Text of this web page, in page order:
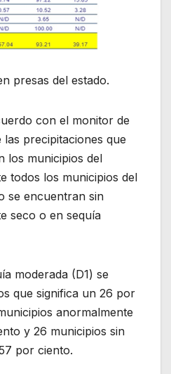
presas del estado.
con el monitor de
precipitaciones que
los municipios del
todos los municipios del
se encuentran sin
seco o en sequía
moderada (D1) se
que significa un 26 por
anormalmente
y 26 municipios sin
por ciento.